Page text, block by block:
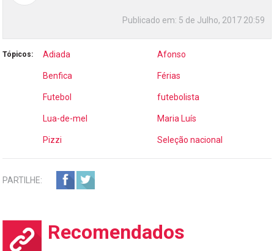
Publicado em: 5 de Julho, 2017 20:59
Tópicos: Adiada Afonso
Benfica Férias
Futebol futebolista
Lua-de-mel Maria Luís
Pizzi Seleção nacional
PARTILHE:
Recomendados